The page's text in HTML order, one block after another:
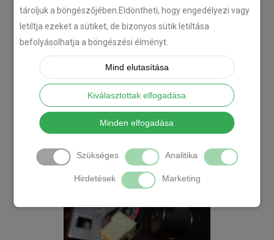
tároljuk a böngészőjében.Eldöntheti, hogy engedélyezi vagy
letiltja ezeket a sütiket, de bizonyos sütik letiltása
befolyásolhatja a böngészési élményt.
Mind elutasítása
Kiválasztottak elfogadása
Minden elfogadása
Szükséges Analitika
Hirdetések Marketing